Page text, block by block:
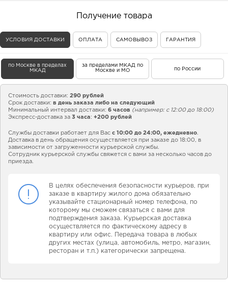
Получение товара
УСЛОВИЯ ДОСТАВКИ ОПЛАТА САМОВЫВОЗ ГАРАНТИЯ
по Москве в пределах
МКАД
за пределами МКАД по
Москве и МО
по России
Стоимость доставки: 290 рублей
Срок доставки: в день заказа либо на следующий
Минимальный интервал доставки: 6 часов (например: с 12:00 до 18:00)
Экспресс-доставка за 3 часа : +200 рублей
Службы доставки работает для Вас с 10:00 до 24:00, ежедневно.
Доставка в день обращения осуществляется при заказе до 18:00, в
зависимости от загруженности курьерской службы.
Сотрудник курьерской службы свяжется с вами за несколько часов до
приезда.
В целях обеспечения безопасности курьеров, при
заказе в квартиру жилого дома обязательно
указывайте стационарный номер телефона, по
которому мы сможем связаться с вами для
подтверждения заказа. Курьерская доставка
осуществляется по фактическому адресу в
квартиру или офис. Передача товара в любых
других местах (улица, автомобиль, метро, магазин,
ресторан и т.п.) категорически запрещена.